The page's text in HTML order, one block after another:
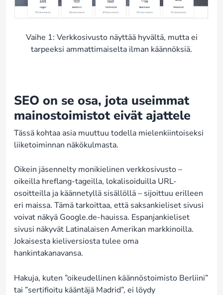
Vaihe 1: Verkkosivusto näyttää hyvältä, mutta ei
tarpeeksi ammattimaiselta ilman käännöksiä.
SEO on se osa, jota useimmat
mainostoimistot eivät ajattele
Tässä kohtaa asia muuttuu todella mielenkiintoiseksi
liiketoiminnan näkökulmasta.
Oikein jäsennelty monikielinen verkkosivusto –
oikeilla hreflang-tageilla, lokalisoiduilla URL-
osoitteilla ja käännetyllä sisällöllä – sijoittuu erilleen
eri maissa. Tämä tarkoittaa, että saksankieliset sivusi
voivat näkyä Google.de-hauissa. Espanjankieliset
sivusi näkyvät Latinalaisen Amerikan markkinoilla.
Jokaisesta kieliversiosta tulee oma
hankintakanavansa.
Hakuja, kuten ”oikeudellinen käännöstoimisto Berliini”
tai ”sertifioitu kääntäjä Madrid”, ei löydy